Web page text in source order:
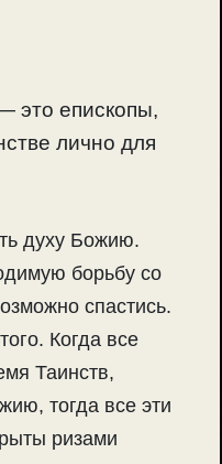
это епископы,
лично для
духу Божию.
борьбу со
спастись.
Когда все
Таинств,
тогда все эти
ризами